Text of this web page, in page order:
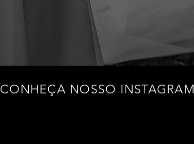
CONHEÇA NOSSO INSTAGRAM